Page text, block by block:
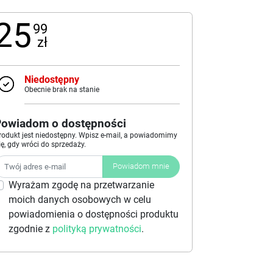
99
zł
Niedostępny
Obecnie brak na stanie
o dostępności
jest niedostępny. Wpisz e-mail, a powiadomimy
gdy wróci do sprzedaży.
Powiadom mnie
Wyrażam zgodę na przetwarzanie
moich danych osobowych w celu
powiadomienia o dostępności produktu
zgodnie z polityką prywatności.